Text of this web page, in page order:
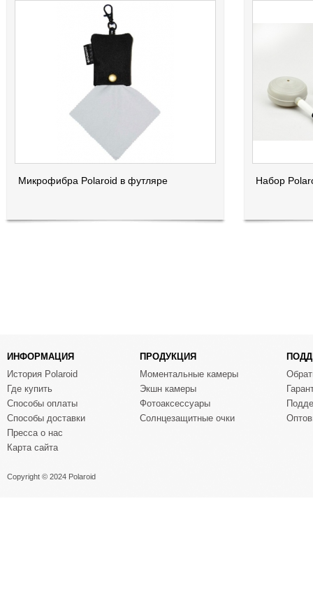
Микрофибра Polaroid в футляре Набор
ИНФОРМАЦИЯ
История Polaroid
Где купить
Способы оплаты
Способы доставки
Пресса о нас
Карта сайта
ПРОДУКЦИЯ
Моментальные камеры
Экшн камеры
Фотоаксессуары
Солнцезащитные очки
Copyright © 2024 Polaroid